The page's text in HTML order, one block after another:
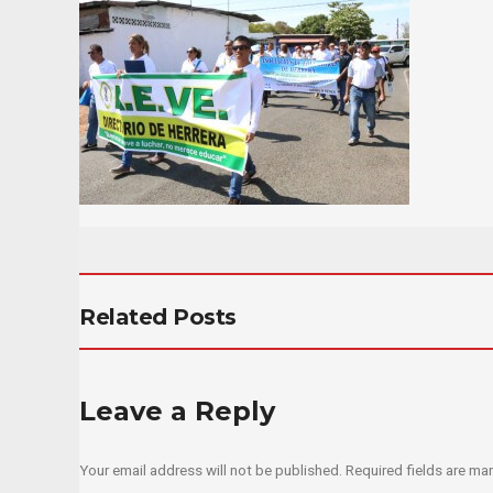
Related Posts
Leave a Reply
Your email address will not be published. Required fields are